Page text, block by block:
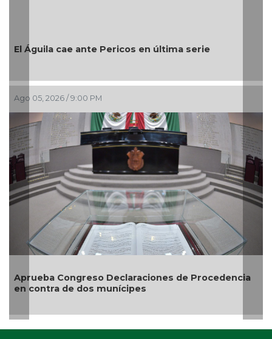
El Águila cae ante Pericos en última serie
Ago 05, 2026 / 9:00 PM
Aprueba Congreso Declaraciones de Procedencia
en contra de dos munícipes